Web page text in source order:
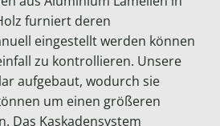
furniert deren
eingestellt werden können
zu kontrollieren. Unsere
aufgebaut, wodurch sie
um einen größeren
Das Kaskadensystem